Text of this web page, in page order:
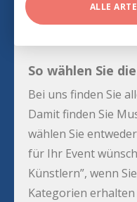
ALLE
So wählen Sie
Bei uns finden Sie
Damit finden Sie
wählen Sie
für Ihr Event
Künstlern”, wenn
Kategorien erhalten